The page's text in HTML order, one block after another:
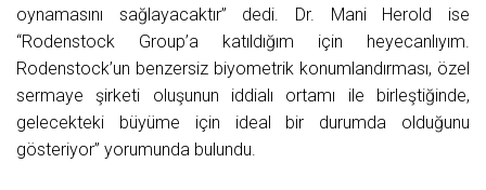
oynamasını sağlayacaktır” dedi. Dr. Mani Herold ise
“Rodenstock Group’a katıldığım için heyecanlıyım.
Rodenstock’un benzersiz biyometrik konumlandırması, özel
sermaye şirketi oluşunun iddialı ortamı ile birleştiğinde,
gelecekteki büyüme için ideal bir durumda olduğunu
gösteriyor” yorumunda bulundu.